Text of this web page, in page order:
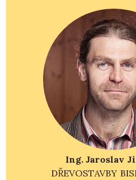
Ing. Jaroslav
DŘEVOSTAVBY